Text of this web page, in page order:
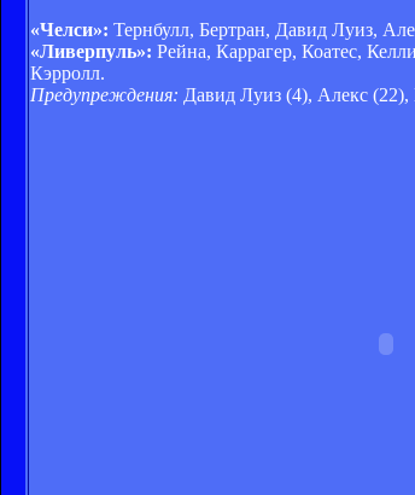
«Челси»: Тернбулл, Бертран, Давид Луиз,
«Ливерпуль»: Рейна, Каррагер, Коатес,
Кэрролл.
Предупреждения: Давид Луиз (4), Алекс (22),